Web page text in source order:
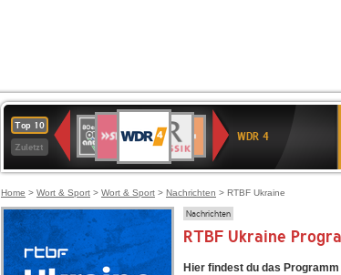
Top 10
Zuletzt
Deutschlandfunk
80er
90er
OLDIE
ANTENNE
4
KLASSIK
Deutschlandfunk
Kultur
Kultur
2
WDR 4
Home > Wort & Sport > Wort & Sport > Nachrichten > RTBF Ukraine
Nachrichten
RTBF Ukraine
Hier findest du das